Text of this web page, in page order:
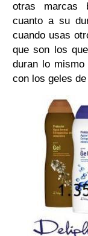
otras marcas
cuanto a su
cuando usas
que son los
duran lo mismo
con los geles